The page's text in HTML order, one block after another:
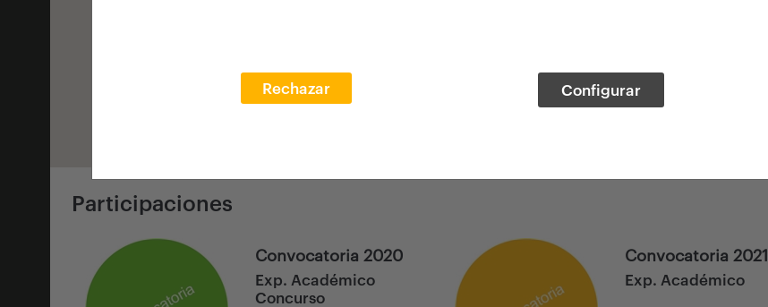
Rechazar Configurar
Participaciones
Convocatoria 2020
Exp. Académico
Concurso
Convocatoria 2021
Exp. Académico